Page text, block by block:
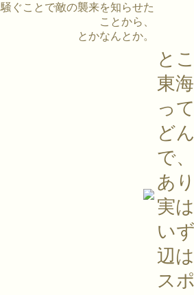
騒ぐことで敵の襲来を知らせた
ことから、
とかなんとか。
と
東
っ
ど
で、
あ
実
い
辺
ス